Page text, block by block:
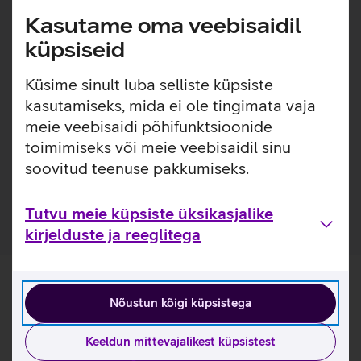
Kasutame oma veebisaidil
küpsiseid
Küsime sinult luba selliste küpsiste
kasutamiseks, mida ei ole tingimata vaja
meie veebisaidi põhifunktsioonide
toimimiseks või meie veebisaidil sinu
soovitud teenuse pakkumiseks.
Tutvu meie küpsiste üksikasjalike
kirjelduste ja reeglitega
Nõustun kõigi küpsistega
Keeldun mittevajalikest küpsistest
teostatud õmblused tagavad meeldiva kandmiskogemuse,
samal ajal kui terasest pannal lisab disainile modernset
elegantsi. Aja jooksul muutub rihm veelgi kaunimaks,
kohandudes kandja randmega ja omandades isikupärase
karakteri.
Sobib Apple Watch mudelitele suuruses 38/40/41 mm,
sealhulgas SE mudelitele. Lisaks sobib antud kellarihm
Apple Watch Series 11 42 mm suurusele kellale.
Sobib randme ümbermõõdule 16–21 cm.